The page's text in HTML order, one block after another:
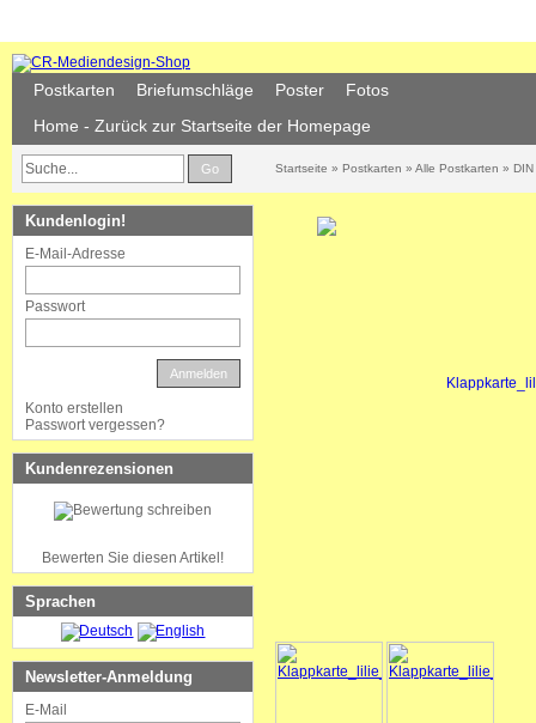
Postkarten Briefumschläge Poster
Fotos
Home - Zurück zur Startseite der Homepage
Go Startseite » Postkarten » Alle Postkarten »
Kundenlogin!
E-Mail-Adresse
Passwort
Anmelden
Konto erstellen
Passwort vergessen?
Kundenrezensionen
Bewerten Sie diesen Artikel!
Sprachen
Newsletter-Anmeldung
E-Mail